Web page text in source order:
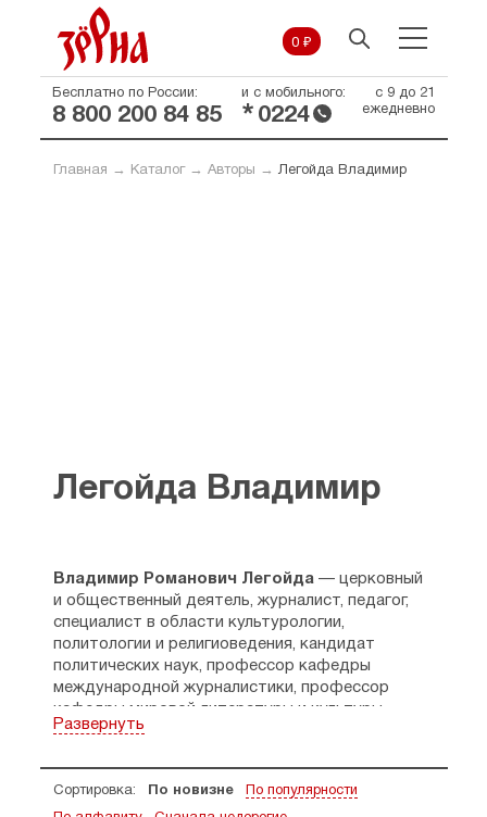
0 ₽
Бесплатно по России:
8 800 200 84 85
и с мобильного:
* 0224
с 9 до 21
ежедневно
Главная → Каталог→ Авторы → Легойда Владимир
Легойда Владимир
Владимир Романович Легойда — церковный
и общественный деятель, журналист, педагог,
специалист в области культурологии,
политологии и религиоведения, кандидат
политических наук, профессор кафедры
международной журналистики, профессор
кафедры мировой литературы и культуры
МГИМО (У) МИД России, главный редактор
Патриархата.
Развернуть
Сортировка: По новизне По популярности